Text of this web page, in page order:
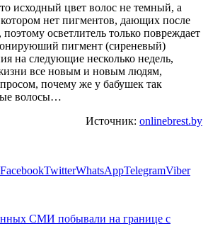
исходный цвет волос не темный, а
нет пигментов, дающих после
осветлитель только повреждает
пигмент (сиреневый)
на следующие несколько недель,
все новым и новым людям,
почему же у бабушек так
волосы…
Источник: onlinebrest.by
FacebookTwitterWhatsAppTelegramViber
СМИ побывали на границе с